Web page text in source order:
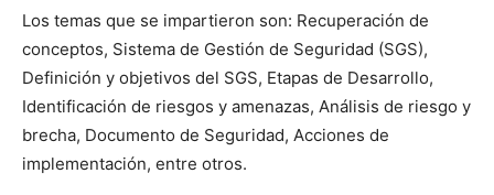
Los temas que se impartieron son: Recuperación de
conceptos, Sistema de Gestión de Seguridad (SGS),
Definición y objetivos del SGS, Etapas de Desarrollo,
Identificación de riesgos y amenazas, Análisis de riesgo y
brecha, Documento de Seguridad, Acciones de
implementación, entre otros.